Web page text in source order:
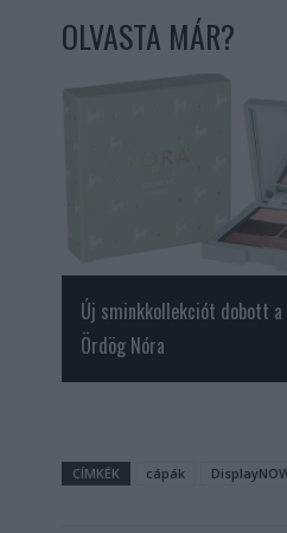
OLVASTA MÁR?
Új sminkkollekciót dobott a
Ördög Nóra
CÍMKÉK cápák